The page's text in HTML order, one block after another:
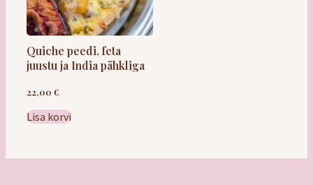
Leivad / saiad
Quiche peedi, feta
juustu ja India pähkliga
22,00 €
Lisa korvi